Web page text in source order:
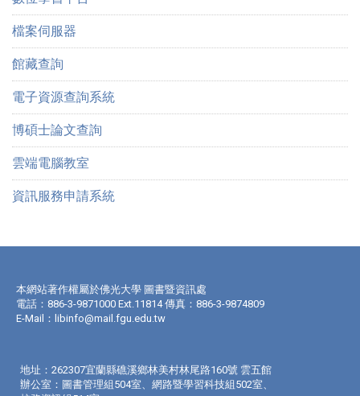
檔案伺服器
館藏查詢
電子資源查詢系統
博碩士論文查詢
雲端電腦教室
資訊服務申請系統
本網站著作權屬於佛光大學 圖書暨資訊處
電話：886-3-9871000 Ext.11814 傳真：886-3-9874809
E-Mail： libinfo@mail.fgu.edu.tw
地址：262307宜蘭縣礁溪鄉林美村林尾路160號 雲五館
辦公室：圖書管理組504室、網路暨學習科技組502室、